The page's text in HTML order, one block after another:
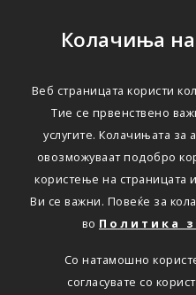
Колачиња
Веб страницата користи
Тие се првенствено
услугите. Колачињата
овозможуваат подобро
користење на страницата
Ви се важни. Повеќе за
во Политика
Со натамошно
согласувате со